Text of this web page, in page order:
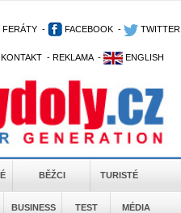
FERÁTY - FACEBOOK - TWITTER
KONTAKT - REKLAMA - ENGLISH
BĚŽCI TURISTÉ
BUSINESS TEST MÉDIA